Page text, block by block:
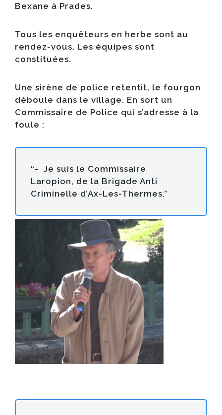
Bexane à Prades.
Tous les enquêteurs en herbe sont au
rendez-vous. Les équipes sont
constituées.
Une sirène de police retentit, le fourgon
déboule dans le village. En sort un
Commissaire de Police qui s’adresse à la
foule :
“- Je suis le Commissaire
Laropion, de la Brigade Anti
Criminelle d’Ax-Les-Thermes.”